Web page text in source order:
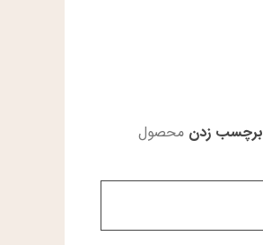
برچسب زدن محصول